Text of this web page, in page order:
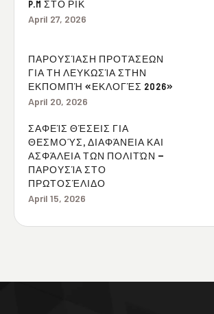
P.M ΣΤΟ ΡΙΚ
April 27, 2026
ΠΑΡΟΥΣΊΑΣΗ ΠΡΟΤΆΣΕΩΝ
ΓΙΑ ΤΗ ΛΕΥΚΩΣΊΑ ΣΤΗΝ
ΕΚΠΟΜΠΉ «ΕΚΛΟΓΈΣ 2026»
April 20, 2026
ΣΑΦΕΊΣ ΘΈΣΕΙΣ ΓΙΑ
ΘΕΣΜΟΎΣ, ΔΙΑΦΆΝΕΙΑ ΚΑΙ
ΑΣΦΆΛΕΙΑ ΤΩΝ ΠΟΛΙΤΏΝ –
ΠΑΡΟΥΣΊΑ ΣΤΟ
ΠΡΩΤΟΣΈΛΙΔΟ
April 15, 2026